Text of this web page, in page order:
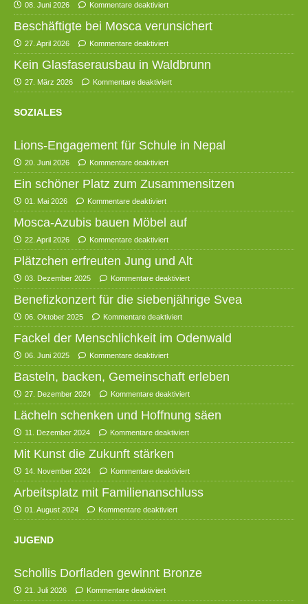
08. Juni 2026 Kommentare deaktiviert
Beschäftigte bei Mosca verunsichert
27. April 2026 Kommentare deaktiviert
Kein Glasfaserausbau in Waldbrunn
27. März 2026 Kommentare deaktiviert
SOZIALES
Lions-Engagement für Schule in Nepal
20. Juni 2026 Kommentare deaktiviert
Ein schöner Platz zum Zusammensitzen
01. Mai 2026 Kommentare deaktiviert
Mosca-Azubis bauen Möbel auf
22. April 2026 Kommentare deaktiviert
Plätzchen erfreuten Jung und Alt
03. Dezember 2025 Kommentare deaktiviert
Benefizkonzert für die siebenjährige Svea
06. Oktober 2025 Kommentare deaktiviert
Fackel der Menschlichkeit im Odenwald
06. Juni 2025 Kommentare deaktiviert
Basteln, backen, Gemeinschaft erleben
27. Dezember 2024 Kommentare deaktiviert
Lächeln schenken und Hoffnung säen
11. Dezember 2024 Kommentare deaktiviert
Mit Kunst die Zukunft stärken
14. November 2024 Kommentare deaktiviert
Arbeitsplatz mit Familienanschluss
01. August 2024 Kommentare deaktiviert
JUGEND
Schollis Dorfladen gewinnt Bronze
21. Juli 2026 Kommentare deaktiviert